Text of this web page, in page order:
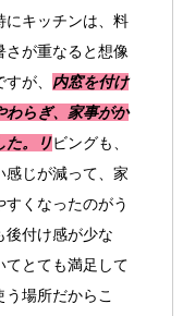
にキッチンは、料
さが重なると想像
が、 内窓を付け
わらぎ、家事がか
た。リビングも、
感じが減って、家
くなったのがう
後付け感が少な
てとても満足して
場所だからこ